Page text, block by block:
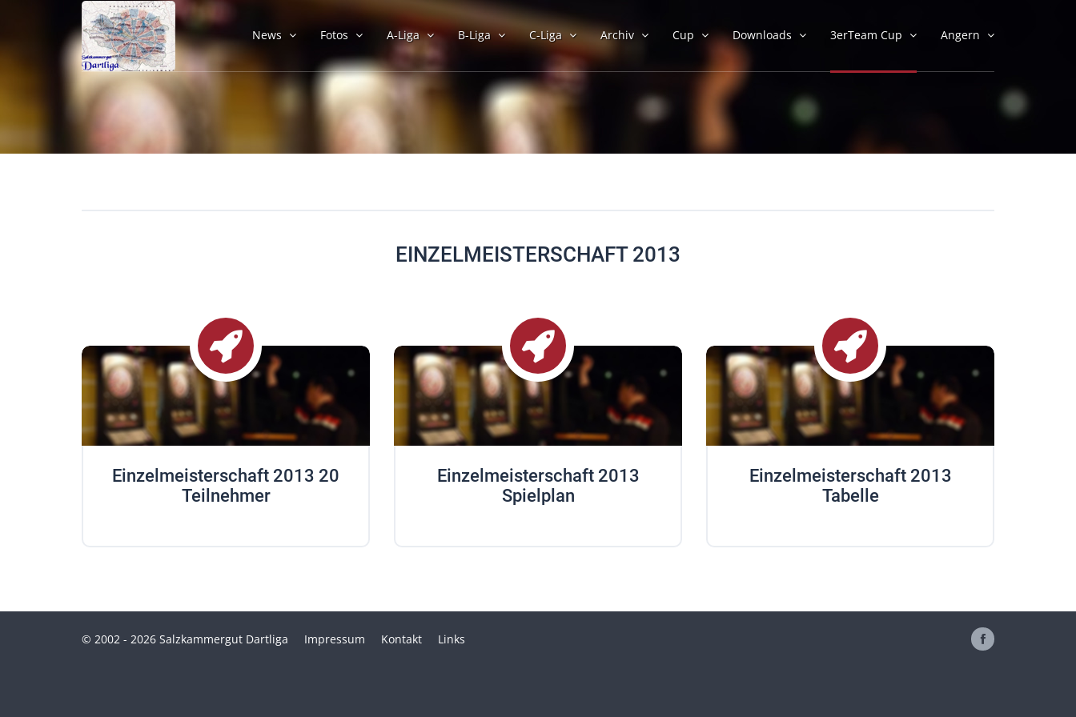
News Fotos A-Liga B-Liga C-Liga Archiv Cup Downloads 3erTeam Cup Angern
EINZELMEISTERSCHAFT 2013
Einzelmeisterschaft 2013 20
Teilnehmer
Einzelmeisterschaft 2013
Spielplan
Einzelmeisterschaft 2013
Tabelle
© 2002 - 2026 Salzkammergut Dartliga Impressum Kontakt Links